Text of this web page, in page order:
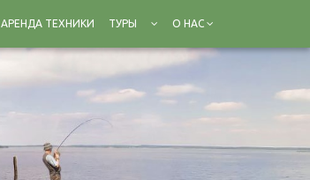
АРЕНДА ТЕХНИКИ ТУРЫ О НАС